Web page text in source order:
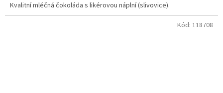
Kvalitní mléčná čokoláda s likérovou náplní (slivovice).
Kód: 118708